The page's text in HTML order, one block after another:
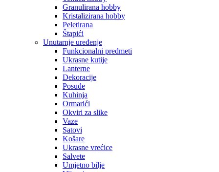
Granulirana hobby
Kristalizirana hobby
Peletirana
Štapići
Unutarnje uređenje
Funkcionalni predmeti
Ukrasne kutije
Lanterne
Dekoracije
Posuđe
Kuhinja
Ormarići
Okviri za slike
Vaze
Satovi
Košare
Ukrasne vrećice
Salvete
Umjetno bilje